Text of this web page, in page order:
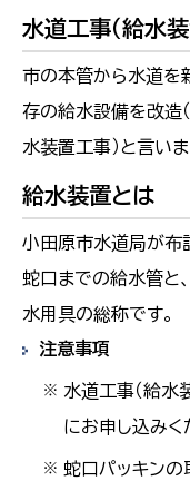
水道工事（給水
市の本管から水道を
存の給水設備を改造
水装置工事）と言いま
給水装置とは
小田原市水道局が布
蛇口までの給水管と
水用具の総称です。
注意事項
※ 水道工事（給水
にお申し込みく
※ 蛇口パッキンの